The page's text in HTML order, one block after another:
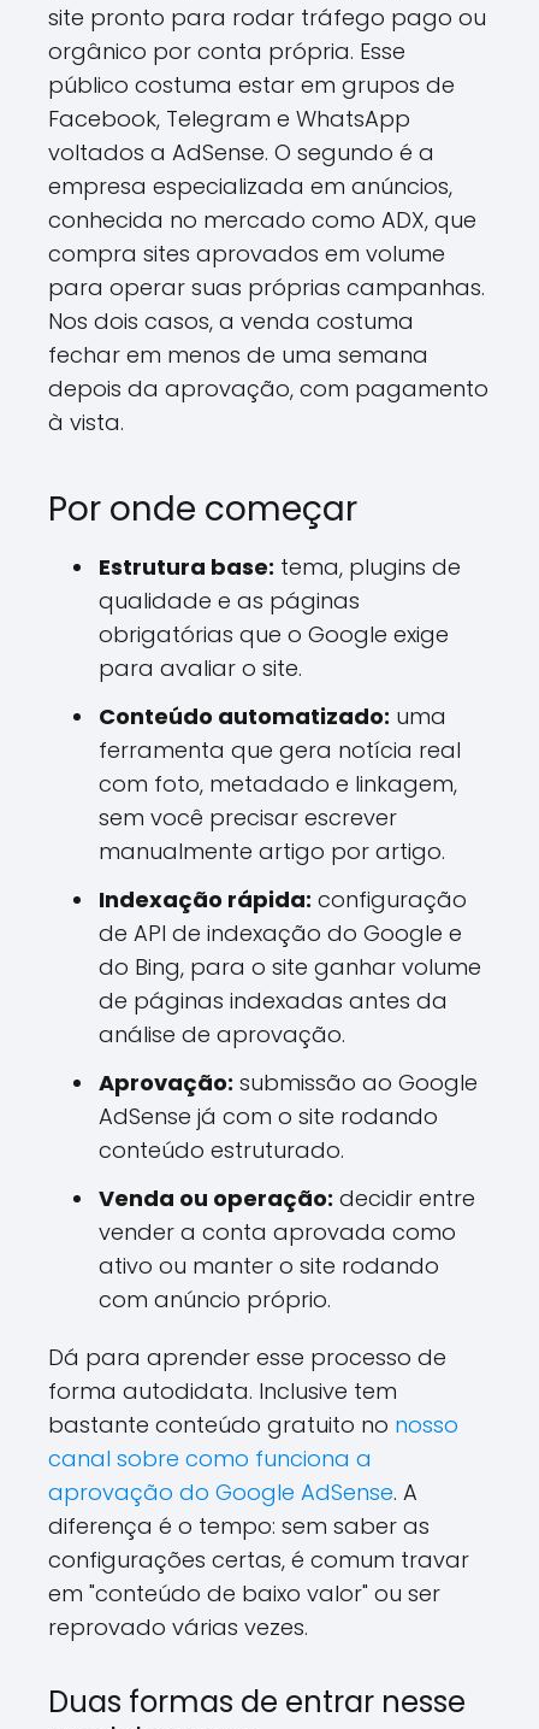
site pronto para rodar tráfego pago ou
orgânico por conta própria. Esse
público costuma estar em grupos de
Facebook, Telegram e WhatsApp
voltados a AdSense. O segundo é a
empresa especializada em anúncios,
conhecida no mercado como ADX, que
compra sites aprovados em volume
para operar suas próprias campanhas.
Nos dois casos, a venda costuma
fechar em menos de uma semana
depois da aprovação, com pagamento
à vista.
Por onde começar
Estrutura base: tema, plugins de
qualidade e as páginas
obrigatórias que o Google exige
para avaliar o site.
Conteúdo automatizado: uma
ferramenta que gera notícia real
com foto, metadado e linkagem,
sem você precisar escrever
manualmente artigo por artigo.
Indexação rápida: configuração
de API de indexação do Google e
do Bing, para o site ganhar volume
de páginas indexadas antes da
análise de aprovação.
Aprovação: submissão ao Google
AdSense já com o site rodando
conteúdo estruturado.
Venda ou operação: decidir entre
vender a conta aprovada como
ativo ou manter o site rodando
com anúncio próprio.
Dá para aprender esse processo de
forma autodidata. Inclusive tem
bastante conteúdo gratuito no nosso
canal sobre como funciona a
aprovação do Google AdSense. A
diferença é o tempo: sem saber as
configurações certas, é comum travar
em "conteúdo de baixo valor" ou ser
reprovado várias vezes.
Duas formas de entrar nesse